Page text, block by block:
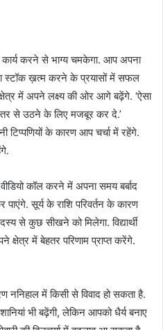
करने से भाग्य चमकेगा. आप अपना
स्टॉक ख़त्म करने के प्रयासों में सफल
में अपने लक्ष्य की ओर आगे बढ़ेंगे. ‘ऐसा
से उठने के लिए मजबूर कर दे.’
टिप्पणियों के कारण आप चर्चा में रहेंगे.
कॉल करने में अपना समय बर्बाद
सूर्य के राशि परिवर्तन के कारण
से कुछ सीखने को मिलेगा. विद्यार्थी
क्षेत्र में बेहतर परिणाम प्राप्त करेंगे.
में किसी से विवाद हो सकता है.
भी बढ़ेंगी, लेकिन आपको धैर्य बनाए